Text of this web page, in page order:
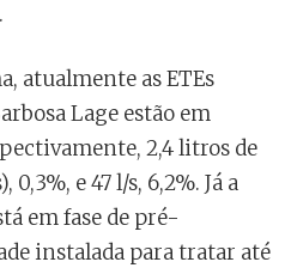
atualmente as ETEs
Lage estão em
2,4 litros de
e 47 l/s, 6,2%. Já a
em fase de pré-
instalada para tratar até